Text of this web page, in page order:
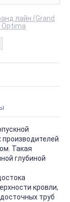
лайн (Grand
Optima
производителей
Такая
глубиной
кровли,
труб